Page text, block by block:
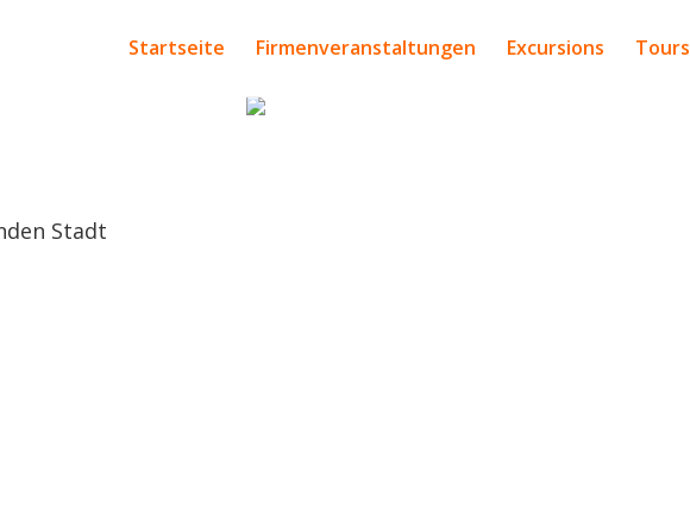
Startseite Firmenveranstaltungen Excursions Tours
Stadt